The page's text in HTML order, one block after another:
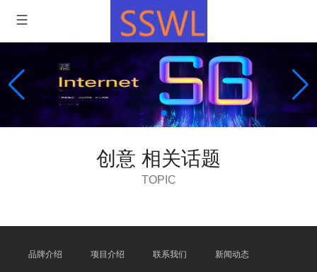
创意 相关话题
TOPIC
品牌介绍 项目介绍 联系我们 新闻动态